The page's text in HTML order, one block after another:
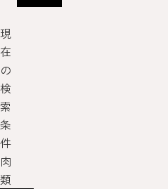
現
在
の
検
索
条
件
肉
類